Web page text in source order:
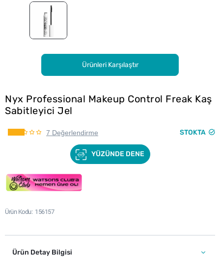
Ürünleri Karşılaştır
Nyx Professional Makeup Control Freak Kaş
Sabitleyici Jel
7 Değerlendirme STOKTA
YÜZÜNDE DENE
Ürün Kodu 156157
Ürün Detay Bilgisi